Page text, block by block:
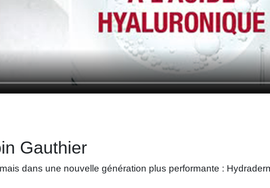
Gauthier
dans une nouvelle génération plus performante :